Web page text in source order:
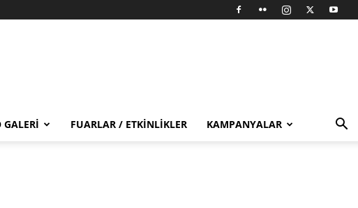
GALERI FUARLAR / ETKINLIKLER KAMPANYALAR